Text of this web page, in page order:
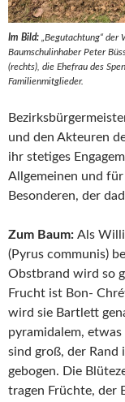
Im Bild: „Begutachtung“
Baumschulinhaber Peter
(rechts), die Ehefrau des
Familienmitglieder.
und den Akteuren
ihr stetiges
Allgemeinen und
Besonderen, der
Zum Baum: Als
(Pyrus communis)
Obstbrand wird so
Frucht ist Bon-
wird sie Bartlett
pyramidalem,
sind groß, der Rand
gebogen. Die
tragen Früchte, der